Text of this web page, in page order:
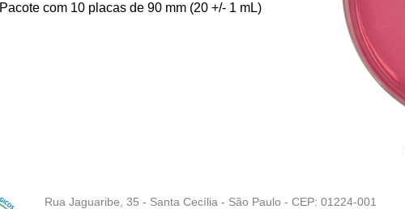
Pacote com 10 placas de 90 mm (20 +/- 1 mL)
Rua Jaguaribe, 35 - Santa Cecília - São Paulo - CEP: 01224-001